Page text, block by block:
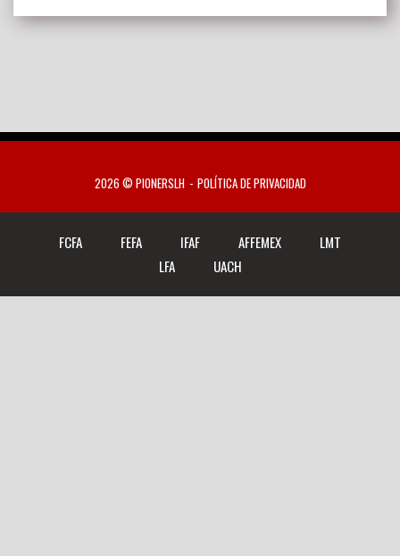
2026 © PIONERSLH POLÍTICA DE PRIVACIDAD
FCFA FEFA IFAF AFFEMEX
LMT
LFA
UACH